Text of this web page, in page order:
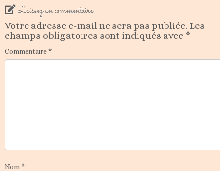
Laissez un commentaire
Votre adresse e-mail ne sera pas publiée. Les
champs obligatoires sont indiqués avec *
Commentaire*
Nom *